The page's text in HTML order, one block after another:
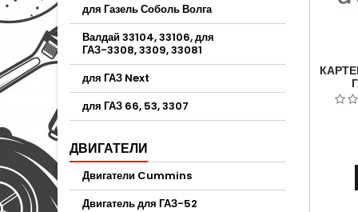
для Газель Соболь Волга
Валдай 33104, 33106, для
ГАЗ-3308, 3309, 33081
для ГАЗ Next
для ГАЗ 66, 53, 3307
ДВИГАТЕЛИ
Двигатели Cummins
Двигатель для ГАЗ-52